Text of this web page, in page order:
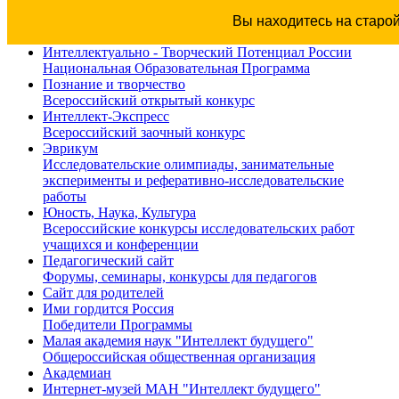
Вы находитесь на
Интеллектуально - Творческий Потенциал России
Национальная Образовательная Программа
Познание и творчество
Всероссийский открытый конкурс
Интеллект-Экспресс
Всероссийский заочный конкурс
Эврикум
Исследовательские олимпиады, занимательные
эксперименты и реферативно-исследовательские
работы
Юность, Наука, Культура
Всероссийские конкурсы исследовательских работ
учащихся и конференции
Педагогический сайт
Форумы, семинары, конкурсы для педагогов
Сайт для родителей
Ими гордится Россия
Победители Программы
Малая академия наук "Интеллект будущего"
Общероссийская общественная организация
Академиан
Интернет-музей МАН "Интеллект будущего"